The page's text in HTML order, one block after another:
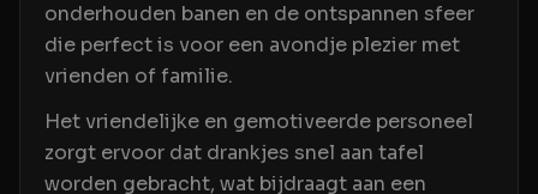
onderhouden banen en de ontspannen sfeer
die perfect is voor een avondje plezier met
vrienden of familie.
Het vriendelijke en gemotiveerde personeel
zorgt ervoor dat drankjes snel aan tafel
worden gebracht, wat bijdraagt aan een